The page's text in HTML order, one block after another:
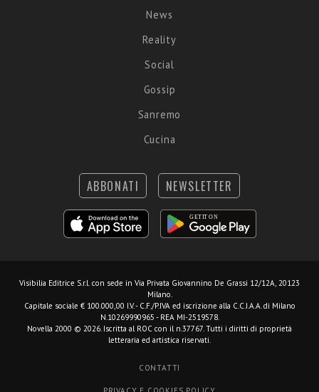
News
Reality
Social
Gossip
Sanremo
Cucina
ABBONATI NEWSLETTER
Visibilia Editrice S.r.l. con sede in Via Privata Giovannino De Grassi 12/12A, 20123
Milano.
Capitale sociale € 100.000,00 I.V. - C.F./P.IVA ed iscrizione alla C.C.I.A.A. di Milano
N.10269990965 - REA MI-2519578.
Novella 2000 © 2026. Iscritta al ROC con il n.37767. Tutti i diritti di proprietà
letteraria ed artistica riservati.
CONTATTI